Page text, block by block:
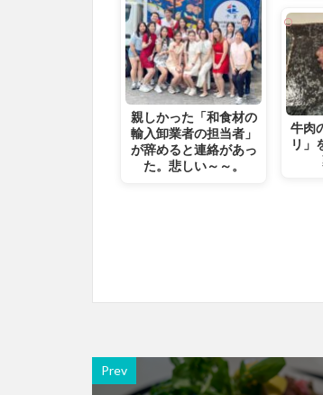
親しかった「和食材の
輸入卸業者の担当者」
が辞めると連絡があっ
た。悲しい～～。
牛肉
リ」
Prev